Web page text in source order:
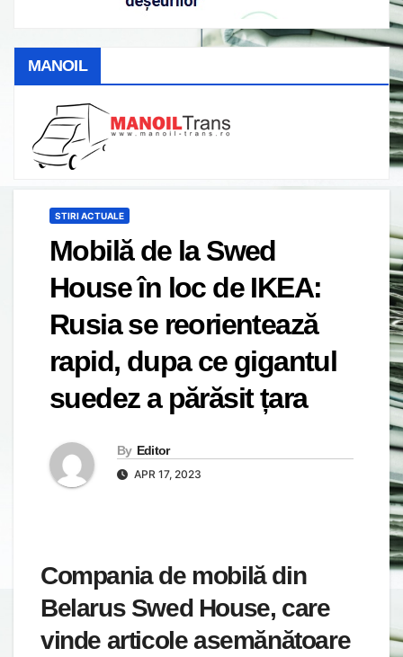
MANOIL
STIRI ACTUALE
Mobilă de la Swed
House în loc de IKEA:
Rusia se reorientează
rapid, dupa ce gigantul
suedez a părăsit țara
By Editor
APR 17, 2023
Compania de mobilă din
Belarus Swed House, care
vinde articole asemănătoare